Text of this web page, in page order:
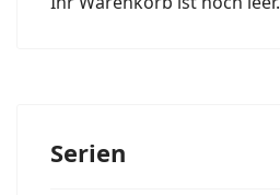
Serien